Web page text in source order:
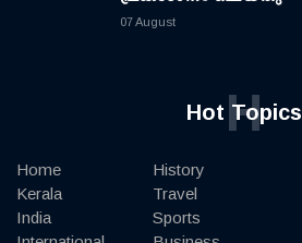
07 August
Hot Topics
H
Home
Kerala
India
History
Travel
Sports